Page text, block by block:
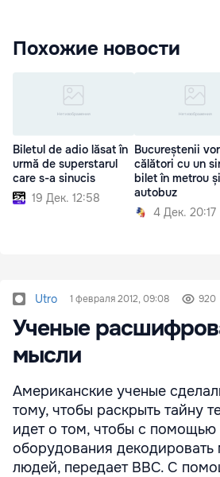
Похожие новости
Biletul de adio lăsat în
urmă de superstarul
care s-a sinucis
19 Дек. 12:58
Bucureștenii vor
călători cu un
bilet în metrou
autobuz
4 Дек. 20:17
Utro 1 февраля 2012, 09:08 920
Ученые
мысли
Американские ученые
тому, чтобы раскрыть тайну
идет о том, чтобы с помощью
оборудования декодировать
людей, передает ВВС. С